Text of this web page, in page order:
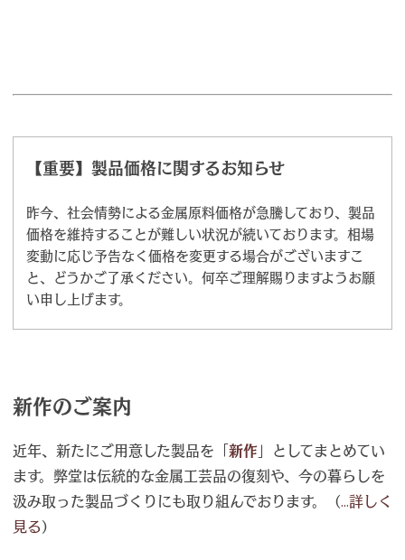
【重要】製品価格に関するお知らせ
昨今、社会情勢による金属原料価格が急騰しており、製品
価格を維持することが難しい状況が続いております。相場
変動に応じ予告なく価格を変更する場合がございますこ
と、どうかご了承ください。何卒ご理解賜りますようお願
い申し上げます。
新作のご案内
近年、新たにご用意した製品を「 新作 」としてまとめてい
ます。弊堂は伝統的な金属工芸品の復刻や、今の暮らしを
汲み取った製品づくりにも取り組んでおります。（...詳しく
見る）